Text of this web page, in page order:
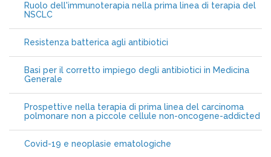
Ruolo dell'immunoterapia nella prima linea di terapia del
NSCLC
Resistenza batterica agli antibiotici
Basi per il corretto impiego degli antibiotici in Medicina
Generale
Prospettive nella terapia di prima linea del carcinoma
polmonare non a piccole cellule non-oncogene-addicted
Covid-19 e neoplasie ematologiche